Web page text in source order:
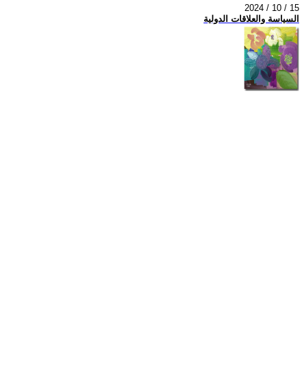
2024 / 10 / 15
السياسة والعلاقات الدولية